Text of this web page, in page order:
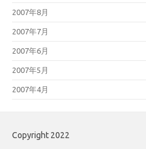
2007年8月
2007年7月
2007年6月
2007年5月
2007年4月
Copyright 2022